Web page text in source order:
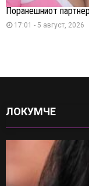
Поранешниот
17:01 - 5 август, 2026
ЛОКУМЧЕ